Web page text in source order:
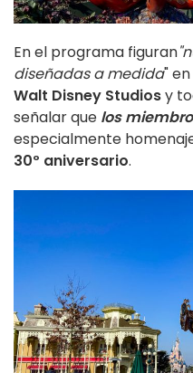
En el programa figuran
diseñadas a medida" en
Walt Disney Studiosy
señalar que los
especialmente
30º aniversario.